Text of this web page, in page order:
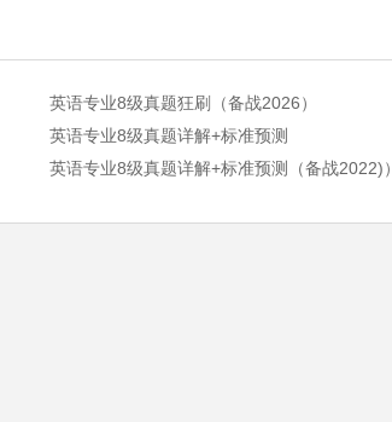
英语专业8级真题狂刷（备战2026）
英语专业8级真题详解+标准预测
英语专业8级真题详解+标准预测（备战2022)）